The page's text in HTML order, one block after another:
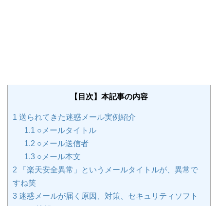
【目次】本記事の内容
1 送られてきた迷惑メール実例紹介
1.1 ○メールタイトル
1.2 ○メール送信者
1.3 ○メール本文
2 「楽天安全異常」というメールタイトルが、異常で
すね笑
3 迷惑メールが届く原因、対策、セキュリティソフト